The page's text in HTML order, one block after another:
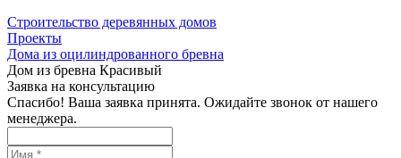
Строительство деревянных домов
Проекты
Дома из оцилиндрованного бревна
Дом из бревна Красивый
Заявка на консультацию
Спасибо! Ваша заявка принята. Ожидайте звонок от нашего
менеджера.